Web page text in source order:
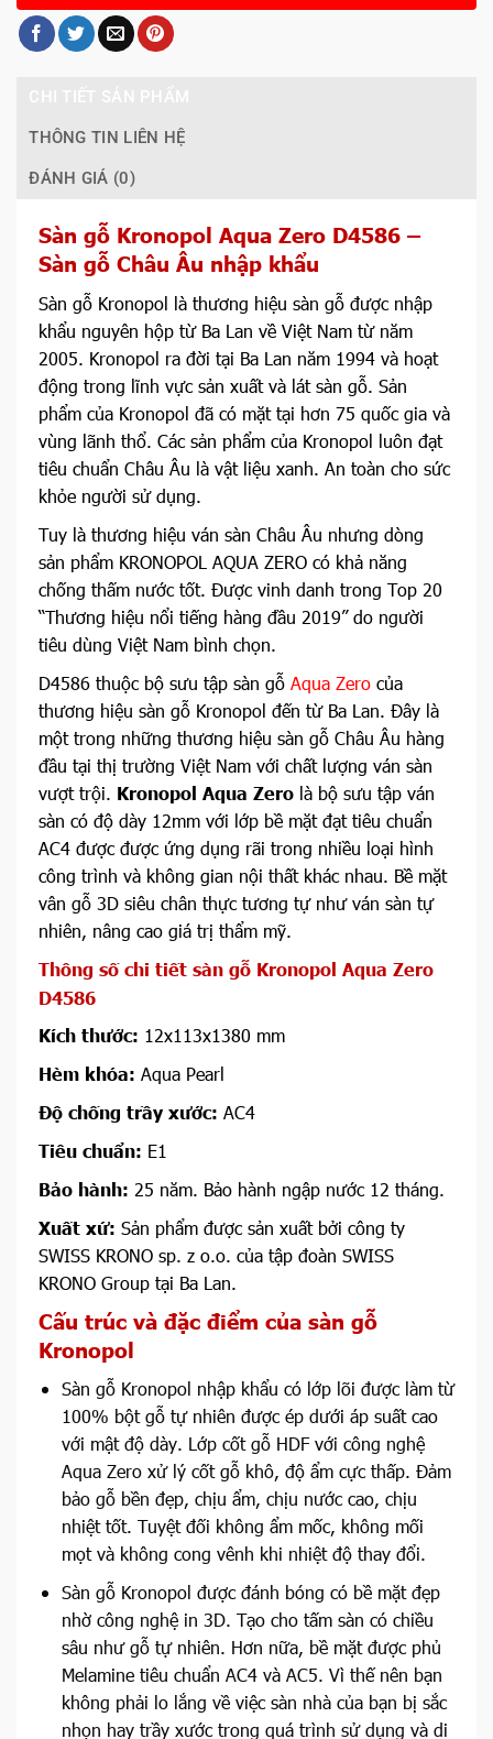
THÔNG TIN LIÊN HỆ
ĐÁNH GIÁ (0)
Sàn gỗ Kronopol Aqua Zero D4586 –
Sàn gỗ Châu Âu nhập khẩu
Sàn gỗ Kronopol là thương hiệu sàn gỗ được nhập
khẩu nguyên hộp từ Ba Lan về Việt Nam từ năm
2005. Kronopol ra đời tại Ba Lan năm 1994 và hoạt
động trong lĩnh vực sản xuất và lát sàn gỗ. Sản
phẩm của Kronopol đã có mặt tại hơn 75 quốc gia và
vùng lãnh thổ. Các sản phẩm của Kronopol luôn đạt
tiêu chuẩn Châu Âu là vật liệu xanh. An toàn cho sức
khỏe người sử dụng.
Tuy là thương hiệu ván sàn Châu Âu nhưng dòng
sản phẩm KRONOPOL AQUA ZERO có khả năng
chống thấm nước tốt. Được vinh danh trong Top 20
“Thương hiệu nổi tiếng hàng đầu 2019” do người
tiêu dùng Việt Nam bình chọn.
D4586 thuộc bộ sưu tập sàn gỗ Aqua Zero của
thương hiệu sàn gỗ Kronopol đến từ Ba Lan. Đây là
một trong những thương hiệu sàn gỗ Châu Âu hàng
đầu tại thị trường Việt Nam với chất lượng ván sàn
vượt trội. Kronopol Aqua Zero là bộ sưu tập ván
sàn có độ dày 12mm với lớp bề mặt đạt tiêu chuẩn
AC4 được được ứng dụng rãi trong nhiều loại hình
công trình và không gian nội thất khác nhau. Bề mặt
vân gỗ 3D siêu chân thực tương tự như ván sàn tự
nhiên, nâng cao giá trị thẩm mỹ.
Thông số chi tiết sàn gỗ Kronopol Aqua Zero
D4586
Kích thước: 12x113x1380 mm
Hèm khóa: Aqua Pearl
Độ chống trầy xước: AC4
Tiêu chuẩn: E1
Bảo hành: 25 năm. Bảo hành ngập nước 12 tháng.
Xuất xứ: Sản phẩm được sản xuất bởi công ty
SWISS KRONO sp. z o.o. của tập đoàn SWISS
KRONO Group tại Ba Lan.
Cấu trúc và đặc điểm của sàn gỗ
Kronopol
Sàn gỗ Kronopol nhập khẩu có lớp lõi được làm từ
100% bột gỗ tự nhiên được ép dưới áp suất cao
với mật độ dày. Lớp cốt gỗ HDF với công nghệ
Aqua Zero xử lý cốt gỗ khô, độ ẩm cực thấp. Đảm
bảo gỗ bền đẹp, chịu ẩm, chịu nước cao, chịu
nhiệt tốt. Tuyệt đối không ẩm mốc, không mối
mọt và không cong vênh khi nhiệt độ thay đổi.
Sàn gỗ Kronopol được đánh bóng có bề mặt đẹp
nhờ công nghệ in 3D. Tạo cho tấm sàn có chiều
sâu như gỗ tự nhiên. Hơn nữa, bề mặt được phủ
Melamine tiêu chuẩn AC4 và AC5. Vì thế nên bạn
không phải lo lắng về việc sàn nhà của bạn bị sắc
nhọn hay trầy xước trong quá trình sử dụng và di